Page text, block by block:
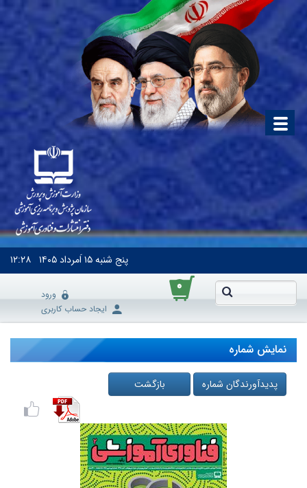
پنج شنبه۱۵ اَمرداد ۱۴۰۵ ۱۲:۲۸
۰
ورود
ایجاد حساب کاربری
نمایش شماره
پدیدآورندگان شماره بازگشت